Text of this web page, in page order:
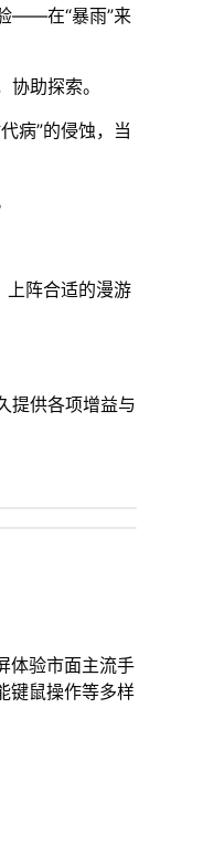
——在“暴雨”来
助探索。
病”的侵蚀，当
上阵合适的漫游
提供各项增益与
体验市面主流手
键鼠操作等多样